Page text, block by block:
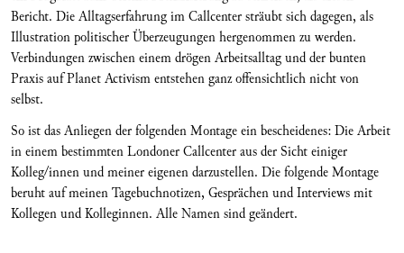
Bericht. Die Alltagserfahrung im Callcenter sträubt sich dagegen, als
Illustration politischer Überzeugungen hergenommen zu werden.
Verbindungen zwischen einem drögen Arbeitsalltag und der bunten
Praxis auf Planet Activism entstehen ganz offensichtlich nicht von
selbst.
So ist das Anliegen der folgenden Montage ein bescheidenes: Die Arbeit
in einem bestimmten Londoner Callcenter aus der Sicht einiger
Kolleg/innen und meiner eigenen darzustellen. Die folgende Montage
beruht auf meinen Tagebuchnotizen, Gesprächen und Interviews mit
Kollegen und Kolleginnen. Alle Namen sind geändert.